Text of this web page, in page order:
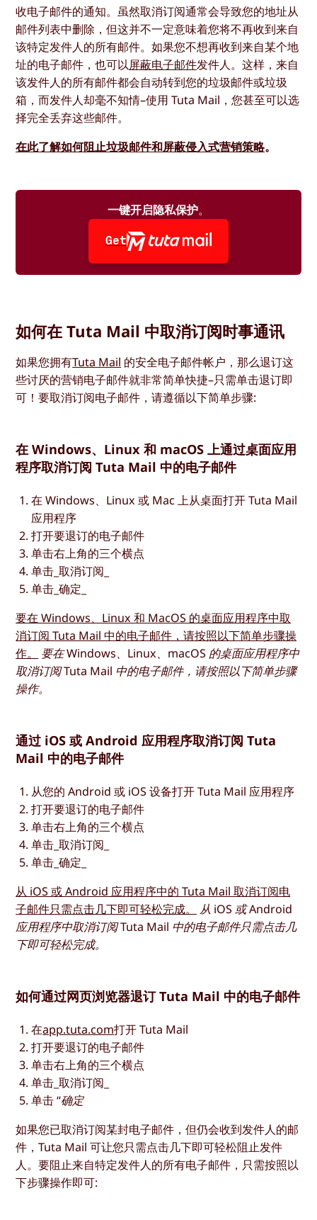
收电子邮件的通知。虽然取消订阅通常会导致您的地址从
邮件列表中删除，但这并不一定意味着您将不再收到来自
该特定发件人的所有邮件。如果您不想再收到来自某个地
址的电子邮件，也可以屏蔽电子邮件发件人。这样，来自
该发件人的所有邮件都会自动转到您的垃圾邮件或垃圾
箱，而发件人却毫不知情–使用 Tuta Mail，您甚至可以选
择完全丢弃这些邮件。
在此了解如何阻止垃圾邮件和屏蔽侵入式营销策略。
一键开启隐私保护。
Get
如何在 Tuta Mail 中取消订阅时事通讯
如果您拥有Tuta Mail 的安全电子邮件帐户，那么退订这
些讨厌的营销电子邮件就非常简单快捷–只需单击退订即
可！要取消订阅电子邮件，请遵循以下简单步骤:
在 Windows、Linux 和 macOS 上通过桌面应用
程序取消订阅 Tuta Mail 中的电子邮件
在 Windows、Linux 或 Mac 上从桌面打开 Tuta Mail
应用程序
打开要退订的电子邮件
单击右上角的三个横点
单击_取消订阅_
单击_确定_
要在 Windows、Linux 和 MacOS 的桌面应用程序中取
消订阅 Tuta Mail 中的电子邮件，请按照以下简单步骤操
作。
要在 Windows、Linux、macOS 的桌面应用程序中
取消订阅 Tuta Mail 中的电子邮件，请按照以下简单步骤
操作。
通过 iOS 或 Android 应用程序取消订阅 Tuta
Mail 中的电子邮件
从您的 Android 或 iOS 设备打开 Tuta Mail 应用程序
打开要退订的电子邮件
单击右上角的三个横点
单击_取消订阅_
单击_确定_
从 iOS 或 Android 应用程序中的 Tuta Mail 取消订阅电
子邮件只需点击几下即可轻松完成。
从 iOS 或 Android
应用程序中取消订阅 Tuta Mail 中的电子邮件只需点击几
下即可轻松完成。
如何通过网页浏览器退订 Tuta Mail 中的电子邮件
在app.tuta.com打开 Tuta Mail
打开要退订的电子邮件
单击右上角的三个横点
单击_取消订阅_
单击 “确定
如果您已取消订阅某封电子邮件，但仍会收到发件人的邮
件，Tuta Mail 可让您只需点击几下即可轻松阻止发件
人。要阻止来自特定发件人的所有电子邮件，只需按照以
下步骤操作即可: